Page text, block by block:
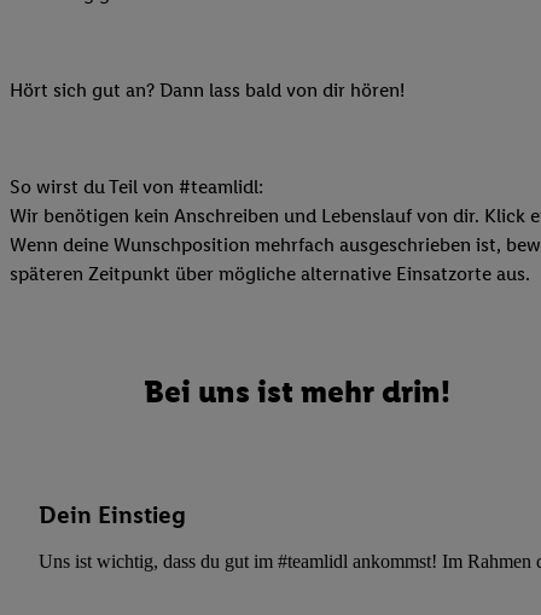
Hört sich gut an? Dann lass bald von dir hören!
So wirst du Teil von #teamlidl:
Wir benötigen kein Anschreiben und Lebenslauf von dir. Klick
Wenn deine Wunschposition mehrfach ausgeschrieben ist,
späteren Zeitpunkt über mögliche alternative Einsatzorte aus.
Bei uns ist mehr drin!
Dein Einstieg
Uns ist wichtig, dass du gut im #teamlidl ankommst! Im Rahmen
Zudem erlauben Sie
Lidl-Diensten zu
werden, die von
können Ihre
finden Sie in den
Verwendungszwecke